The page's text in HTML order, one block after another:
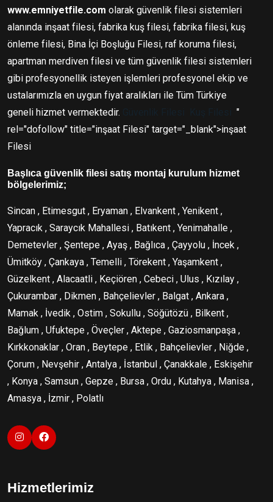
www.emniyetfile.com olarak güvenlik filesi sistemleri
alanında inşaat filesi, fabrika kuş filesi, fabrika filesi, kuş
önleme filesi, Bina İçi Boşluğu Filesi, raf koruma filesi,
apartman merdiven filesi ve tüm güvenlik filesi sistemleri
gibi profesyonellik isteyen işlemleri profesyonel ekip ve
ustalarımızla en uygun fiyat aralıkları ile Tüm Türkiye
geneli hizmet vermektedir.
"
rel="dofollow" title="inşaat Filesi" target="_blank">inşaat
Filesi
Başlıca güvenlik filesi satış montaj kurulum hizmet
bölgelerimiz;
Sincan , Etimesgut , Eryaman , Elvankent , Yenikent ,
Yapracık , Saraycık Mahallesi , Batıkent , Yenimahalle ,
Demetevler , Şentepe , Ayaş , Bağlıca , Çayyolu , İncek ,
Ümitköy , Çankaya , Temelli , Törekent , Yaşamkent ,
Güzelkent , Alacaatli , Keçiören , Cebeci , Ulus , Kızılay ,
Çukurambar , Dikmen , Bahçelievler , Balgat , Ankara ,
Mamak , İvedik , Ostim , Sokullu , Söğütözü , Bilkent ,
Bağlum , Ufuktepe , Öveçler , Aktepe , Gaziosmanpaşa ,
Kırkkonaklar , Oran , Beytepe , Etlik , Bahçelievler , Niğde ,
Çorum , Nevşehir , Antalya , İstanbul , Çanakkale , Eskişehir
, Konya , Samsun , Gepze , Bursa , Ordu , Kutahya , Manisa ,
Amasya , İzmir , Polatlı
Hizmetlerimiz